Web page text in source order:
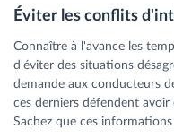
Éviter les conflits
Connaître à l'avance les
d'éviter des situations
demande aux conducteurs
ces derniers défendent
Sachez que ces